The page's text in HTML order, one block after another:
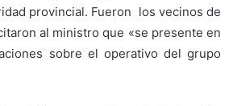
provincial. Fueron los vecinos de
al ministro que «se presente en
sobre el operativo del grupo